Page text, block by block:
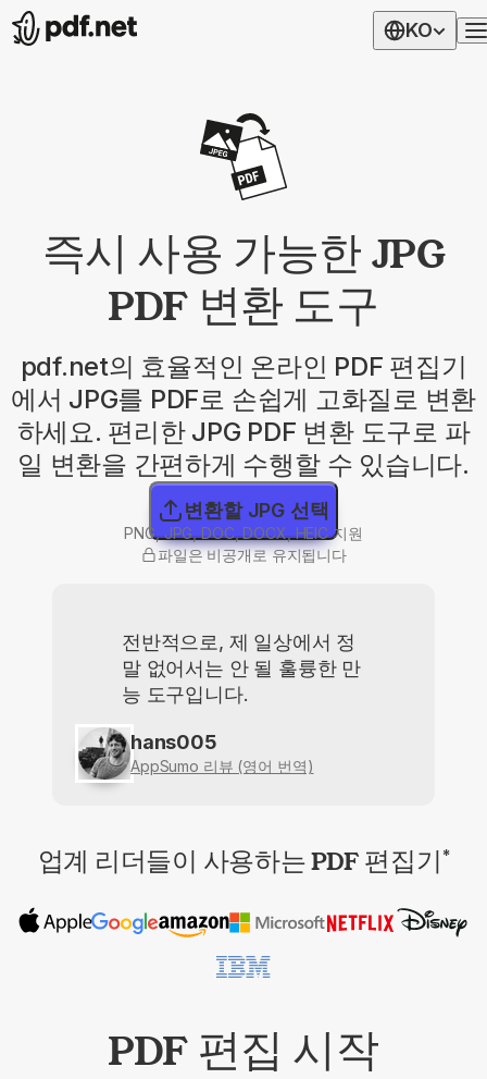
KO
즉시 사용 가능한 JPG
PDF 변환 도구
pdf.net의 효율적인 온라인 PDF 편집기
에서 JPG를 PDF로 손쉽게 고화질로 변환
하세요. 편리한 JPG PDF 변환 도구로 파
일 변환을 간편하게 수행할 수 있습니다.
변환할 JPG 선택
PNG, JPG, DOC, DOCX, HEIC 지원
파일은 비공개로 유지됩니다
전반적으로, 제 일상에서 정
말 없어서는 안 될 훌륭한 만
능 도구입니다.
hans005
AppSumo 리뷰 (영어 번역)
업계 리더들이 사용하는 PDF 편집기 *
PDF 편집 시작